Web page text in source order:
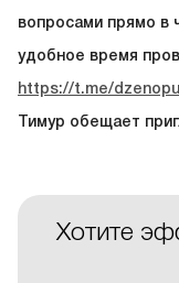
вопросами прямо в
удобное время
https://t.me/
Тимур обещает
Хотите